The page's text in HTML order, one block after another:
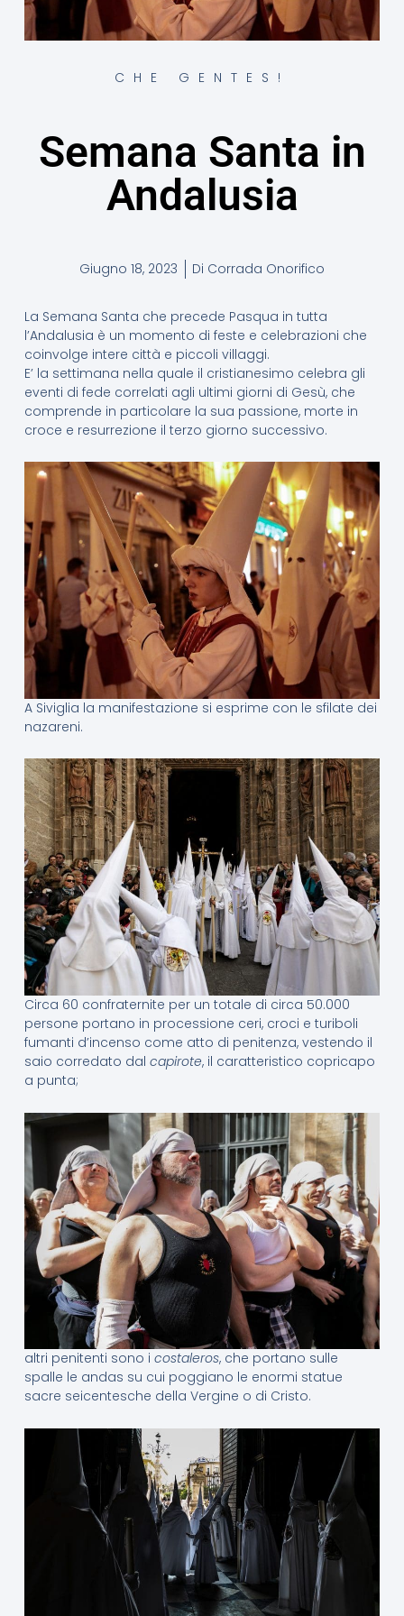
CHE GENTES!
Semana Santa in
Andalusia
Giugno 18, 2023 Di Corrada Onorifico
La Semana Santa che precede Pasqua in tutta
l’Andalusia è un momento di feste e celebrazioni che
coinvolge intere città e piccoli villaggi.
E’ la settimana nella quale il cristianesimo celebra gli
eventi di fede correlati agli ultimi giorni di Gesù, che
comprende in particolare la sua passione, morte in
croce e resurrezione il terzo giorno successivo.
A Siviglia la manifestazione si esprime con le sfilate dei
nazareni.
Circa 60 confraternite per un totale di circa 50.000
persone portano in processione ceri, croci e turiboli
fumanti d’incenso come atto di penitenza, vestendo il
saio corredato dal capirote, il caratteristico copricapo
a punta;
altri penitenti sono i costaleros, che portano sulle
spalle le andas su cui poggiano le enormi statue
sacre seicentesche della Vergine o di Cristo.